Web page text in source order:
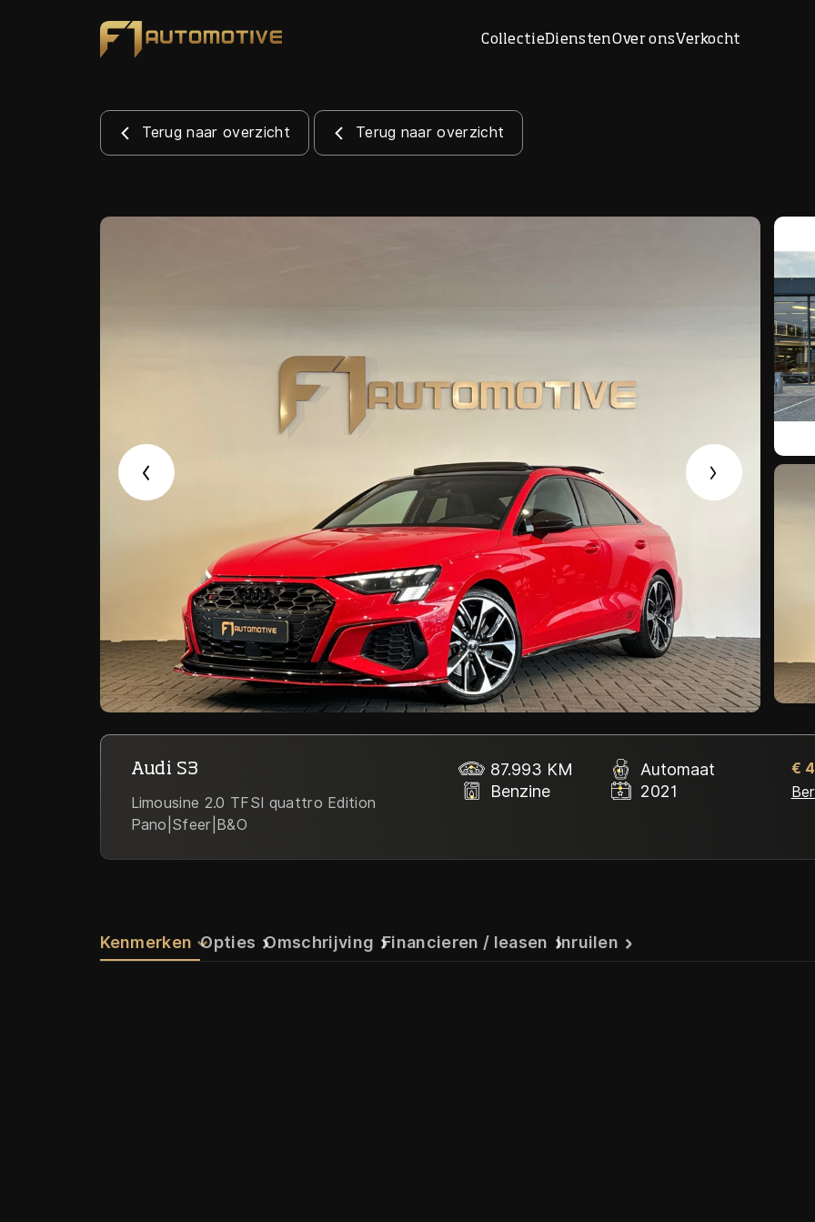
CollectieDienstenOver onsVerkocht
Collectie
Verkocht
Terug naar overzicht Terug naar overzicht
Audi S3
Limousine 2.0 TFSI quattro Edition
Pano|Sfeer|B&O
87.993 KM
Automaat
Benzine
2021
€
Kenmerken Opties Omschrijving Financieren / leasen Inruilen